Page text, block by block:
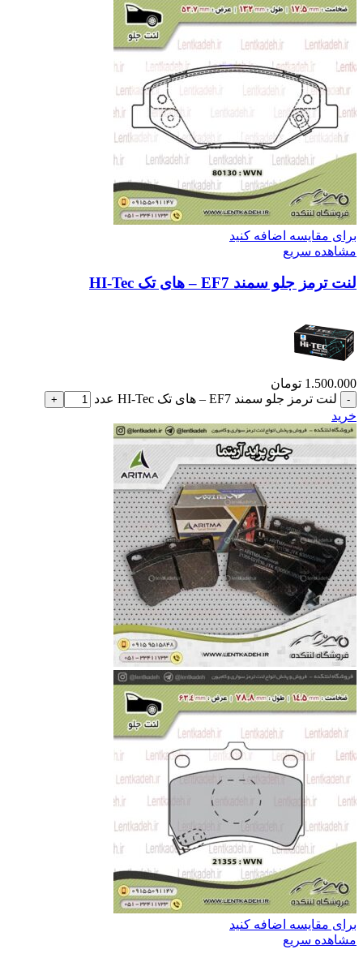
برای مقایسه اضافه کنید
مشاهده سریع
لنت ترمز جلو سمند EF7 – های تک HI-Tec
1.500.000 تومان
لنت ترمز جلو سمند EF7 – های تک HI-Tec عدد
خرید
برای مقایسه اضافه کنید
مشاهده سریع